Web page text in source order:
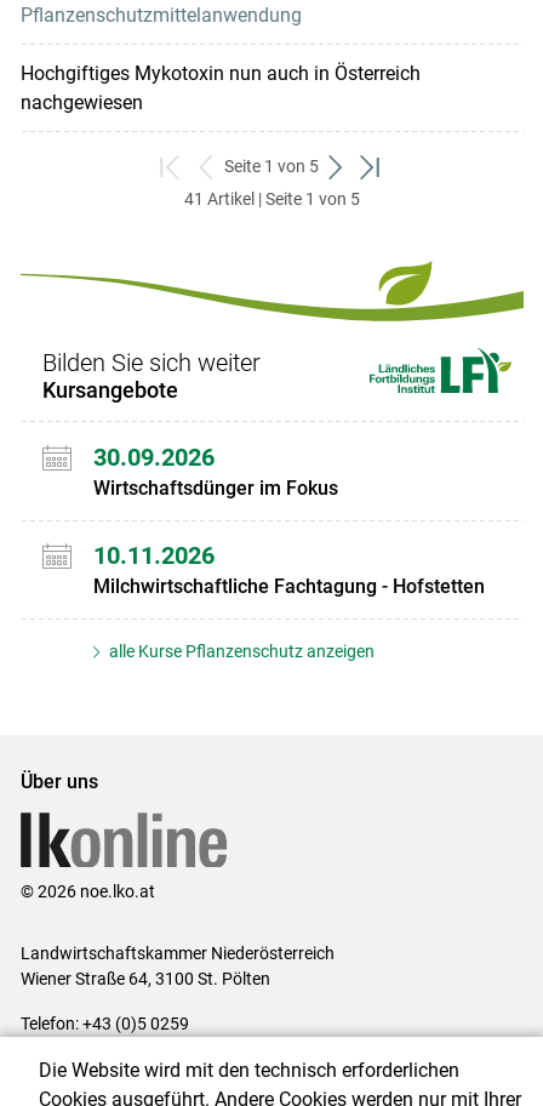
Pflanzenschutzmittelanwendung
Hochgiftiges Mykotoxin nun auch in Österreich
nachgewiesen
zum
ersten
zurück
zum
Seite 1 von 5
weiter
zum
zum
41 Artikel | Seite 1 von 5
Bilden Sie sich weiter
Kursangebote
30.09.2026
Wirtschaftsdünger im Fokus
10.11.2026
Milchwirtschaftliche Fachtagung - Hofstetten
alle Kurse Pflanzenschutz anzeigen
Über uns
© 2026 noe.lko.at
Landwirtschaftskammer Niederösterreich
Wiener Straße 64, 3100 St. Pölten
Telefon: +43 (0)5 0259
Impressum|Kontakt|Datenschutzerklärung|Barrierefreiheit|
Die Website wird mit den technisch erforderlichen
Cookies ausgeführt. Andere Cookies werden nur mit Ihrer